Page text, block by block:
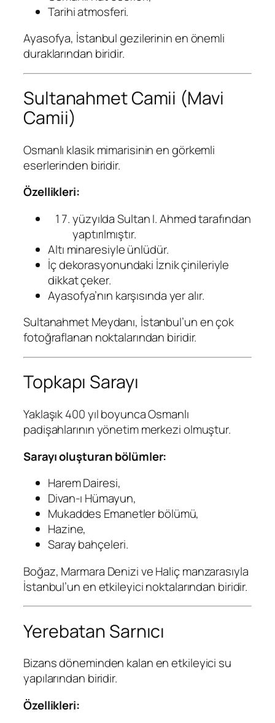
Tarihi atmosferi.
Ayasofya, İstanbul gezilerinin en önemli
duraklarından biridir.
Sultanahmet Camii (Mavi
Camii)
Osmanlı klasik mimarisinin en görkemli
eserlerinden biridir.
Özellikleri:
yüzyılda Sultan I. Ahmed tarafından
yaptırılmıştır.
Altı minaresiyle ünlüdür.
İç dekorasyonundaki İznik çinileriyle
dikkat çeker.
Ayasofya’nın karşısında yer alır.
Sultanahmet Meydanı, İstanbul’un en çok
fotoğraflanan noktalarından biridir.
Topkapı Sarayı
Yaklaşık 400 yıl boyunca Osmanlı
padişahlarının yönetim merkezi olmuştur.
Sarayı oluşturan bölümler:
Harem Dairesi,
Divan-ı Hümayun,
Mukaddes Emanetler bölümü,
Hazine,
Saray bahçeleri.
Boğaz, Marmara Denizi ve Haliç manzarasıyla
İstanbul’un en etkileyici noktalarından biridir.
Yerebatan Sarnıcı
Bizans döneminden kalan en etkileyici su
yapılarından biridir.
Özellikleri: